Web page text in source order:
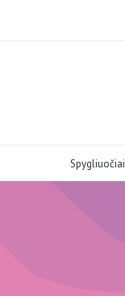
Spygliuočiai